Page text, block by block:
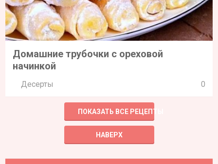
Домашние трубочки с ореховой
начинкой
Десерты 0
ПОКАЗАТЬ ВСЕ РЕЦЕПТЫ
НАВЕРХ